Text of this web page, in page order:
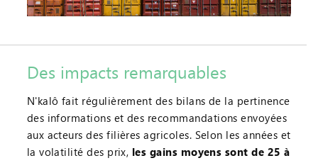
Des impacts remarquables
N'kalô fait régulièrement des bilans de la pertinence
des informations et des recommandations envoyées
aux acteurs des filières agricoles. Selon les années et
la volatilité des prix, les gains moyens sont de 25 à